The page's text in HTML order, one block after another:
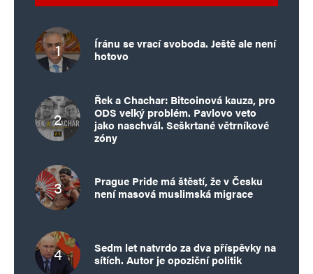
Íránu se vrací svoboda. Ještě ale není
hotovo
Řek a Chachar: Bitcoinová kauza, pro
ODS velký problém. Pavlovo veto
jako naschvál. Seškrtané větrníkové
zóny
Prague Pride má štěstí, že v Česku
není masová muslimská migrace
Sedm let natvrdo za dva příspěvky na
sítích. Autor je opoziční politik